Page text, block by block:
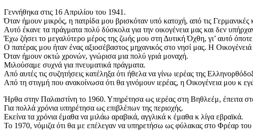
Γεννήθηκα στις 16 Απριλίου του 1941.
Όταν ήμουν μικρός, η πατρίδα μου βρισκόταν υπό κατοχή, από τις Γερμανικές
Αυτό έκανε τα πράγματα πολύ δύσκολα για την οικογένεια μας και δεν
Έχω ζήσει το μεγαλύτερο μέρος της ζωής μου στη Δυτική Όχθη, γι’ αυτό
Ο πατέρας μου ήταν ένας αξιοσέβαστος μηχανικός στο νησί μας. Η
Όταν ήμουν οκτώ χρονών, γνώρισα μια πολύ γριά μοναχή.
Μιλούσαμε συχνά για πνευματικά πράγματα.
Από αυτές τις συζητήσεις κατέληξα ότι ήθελα να γίνω ιερέας της
Από τη στιγμή που ανακοίνωσα ότι θα γινόμουν ιερέας, η Οικογένεια μου κ
Ήρθα στην Παλαιστίνη το 1960. Υπηρέτησα ως ιερέας στη Βηθλεέμ, έπειτα
Για πολλά χρόνια υπηρέτησα ως επιβλέπων της περιοχής.
Εκείνα τα χρόνια έμαθα να μιλάω αραβικά, αγγλικά κ έμαθα κ λίγα εβραϊκά.
Το 1970, νόμιζα ότι θα με επέλεγαν να υπηρετήσω ως φύλακας στο Φρέαρ